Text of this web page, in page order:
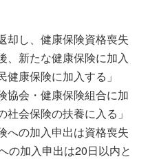
却し、健康保険資格喪失
、新たな健康保険に加入
康保険に加入する」
協会・健康保険組合に加
会保険の扶養に入る」
への加入申出は資格喪失
の加入申出は20日以内と